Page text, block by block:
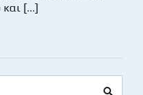
και […]